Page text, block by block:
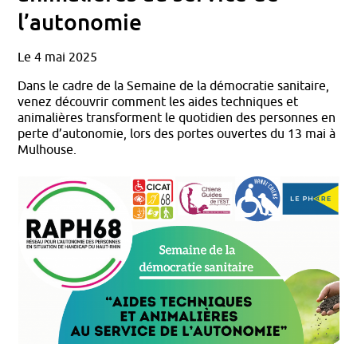
l’autonomie
Le 4 mai 2025
Dans le cadre de la Semaine de la démocratie sanitaire,
venez découvrir comment les aides techniques et
animalières transforment le quotidien des personnes en
perte d’autonomie, lors des portes ouvertes du 13 mai à
Mulhouse.